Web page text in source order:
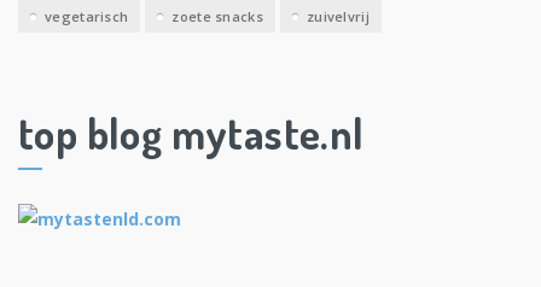
vegetarisch zoete snacks zuivelvrij
top blog mytaste.nl